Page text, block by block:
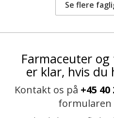
Se flere
Farmaceuter
er klar, hvis du
Kontakt os på +45 40
formularen